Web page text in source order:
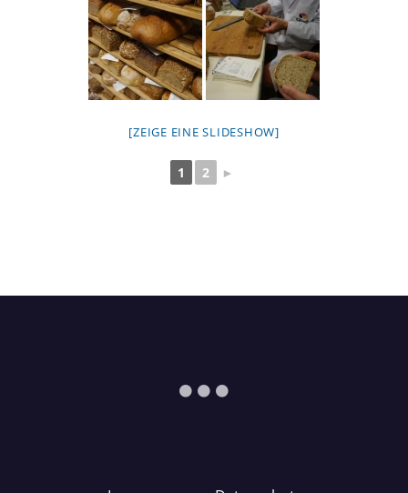
[ZEIGE EINE SLIDESHOW]
1 2 ►